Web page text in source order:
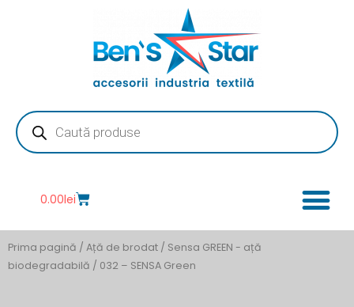
Products
search
0.00leiCart
Prima pagină / Ață de brodat / Sensa GREEN - ață
biodegradabilă / 032 – SENSA Green